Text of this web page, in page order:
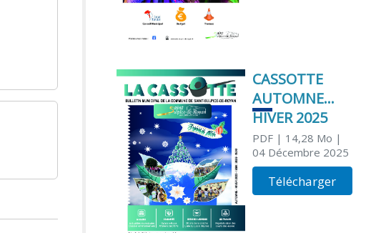
CASSOTTE
AUTOMNE
HIVER 2025
PDF| 14,28 Mo |
04 Décembre 2025
Télécharger